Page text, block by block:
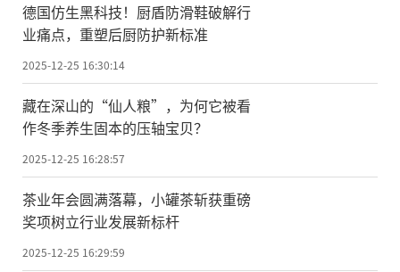
德国仿生黑科技！厨盾防滑鞋破解行
业痛点，重塑后厨防护新标准
2025-12-25 16:30:14
藏在深山的“仙人粮”，为何它被看
作冬季养生固本的压轴宝贝？
2025-12-25 16:28:57
茶业年会圆满落幕，小罐茶斩获重磅
奖项树立行业发展新标杆
2025-12-25 16:29:59